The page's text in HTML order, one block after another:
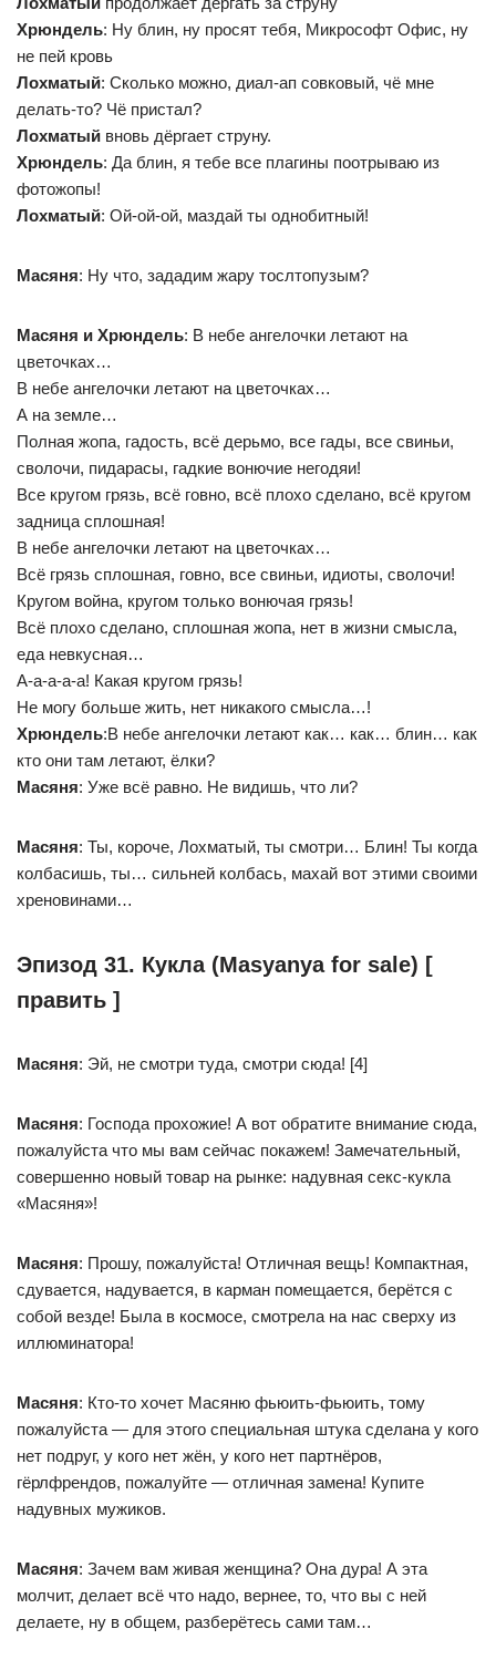
Хрюндель: Ну блин, ну просят тебя, Микрософт Офис, ну
не пей кровь
Лохматый: Сколько можно, диал-ап совковый, чё мне
делать-то? Чё пристал?
Лохматый вновь дёргает струну.
Хрюндель: Да блин, я тебе все плагины поотрываю из
фотожопы!
Лохматый: Ой-ой-ой, маздай ты однобитный!
Масяня: Ну что, зададим жару тослтопузым?
Масяня и Хрюндель: В небе ангелочки летают на
цветочках…
В небе ангелочки летают на цветочках…
А на земле…
Полная жопа, гадость, всё дерьмо, все гады, все свиньи,
сволочи, пидарасы, гадкие вонючие негодяи!
Все кругом грязь, всё говно, всё плохо сделано, всё кругом
задница сплошная!
В небе ангелочки летают на цветочках…
Всё грязь сплошная, говно, все свиньи, идиоты, сволочи!
Кругом война, кругом только вонючая грязь!
Всё плохо сделано, сплошная жопа, нет в жизни смысла,
еда невкусная…
А-а-а-а-а! Какая кругом грязь!
Не могу больше жить, нет никакого смысла…!
Хрюндель:В небе ангелочки летают как… как… блин… как
кто они там летают, ёлки?
Масяня: Уже всё равно. Не видишь, что ли?
Масяня: Ты, короче, Лохматый, ты смотри… Блин! Ты когда
колбасишь, ты… сильней колбась, махай вот этими своими
хреновинами…
Эпизод 31. Кукла (Masyanya for sale) [
править ]
Масяня: Эй, не смотри туда, смотри сюда! [4]
Масяня: Господа прохожие! А вот обратите внимание сюда,
пожалуйста что мы вам сейчас покажем! Замечательный,
совершенно новый товар на рынке: надувная секс-кукла
«Масяня»!
Масяня: Прошу, пожалуйста! Отличная вещь! Компактная,
сдувается, надувается, в карман помещается, берётся с
собой везде! Была в космосе, смотрела на нас сверху из
иллюминатора!
Масяня: Кто-то хочет Масяню фьюить-фьюить, тому
пожалуйста — для этого специальная штука сделана у кого
нет подруг, у кого нет жён, у кого нет партнёров,
гёрлфрендов, пожалуйте — отличная замена! Купите
надувных мужиков.
Масяня: Зачем вам живая женщина? Она дура! А эта
молчит, делает всё что надо, вернее, то, что вы с ней
делаете, ну в общем, разберётесь сами там…